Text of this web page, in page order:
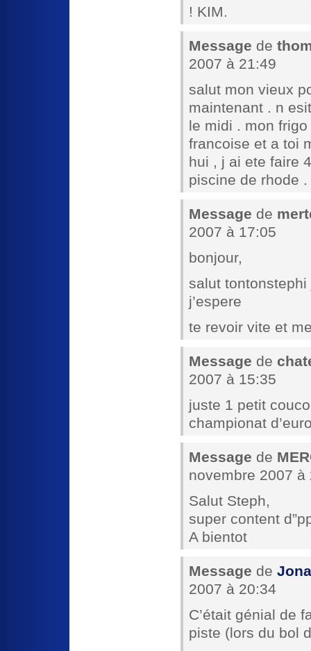
! KIM.
Message de
2007 à 21:49
salut mon vieux
maintenant . n
le midi . mon
francoise et a toi
hui , j ai ete faire
piscine de rhode
Message de
2007 à 17:05
bonjour,
salut
j’espere
te revoir vite et
Message de
2007 à 15:35
juste 1 petit
championat
Message de
novembre 2007 à
Salut Steph,
super content
A bientot
Message de
2007 à 20:34
C’était génial de
piste (lors du bol